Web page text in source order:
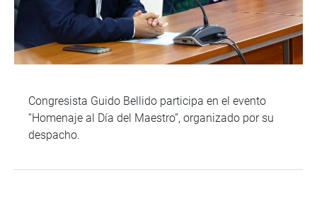
Congresista Guido Bellido participa en el evento
“Homenaje al Día del Maestro”, organizado por su
despacho.